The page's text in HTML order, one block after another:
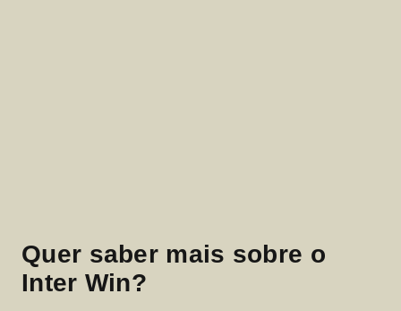
Quer saber mais sobre o
Inter Win?